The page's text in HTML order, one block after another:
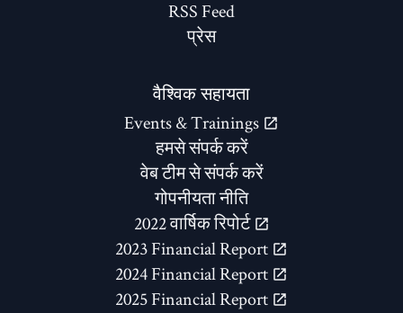
RSS Feed
प्रेस
वैश्विक सहायता
Events & Trainings
हमसे संपर्क करें
वेब टीम से संपर्क करें
गोपनीयता नीति
2022 वार्षिक रिपोर्ट
2023 Financial Report
2024 Financial Report
2025 Financial Report